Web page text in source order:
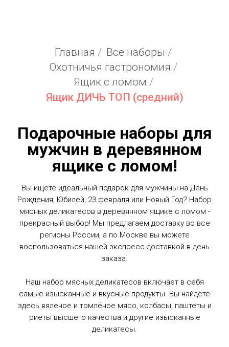
Главная / Все наборы /
Охотничья гастрономия /
Ящик с ломом /
Ящик ДИЧЬ ТОП (средний)
Подарочные наборы для
мужчин в деревянном
ящике с ломом!
Вы ищете идеальный подарок для мужчины на День
Рождения, Юбилей, 23 февраля или Новый Год? Набор
мясных деликатесов в деревянном ящике с ломом -
прекрасный выбор! Мы предлагаем доставку во все
регионы России, а по Москве вы можете
воспользоваться нашей экспресс-доставкой в день
заказа.
Наш набор мясных деликатесов включает в себя
самые изысканные и вкусные продукты. Вы найдете
здесь вяленое и томлёное мясо, колбасы, паштеты и
риеты высшего качества и другие изысканные
деликатесы.
Добавить на ящик "сердечки" за 149 р